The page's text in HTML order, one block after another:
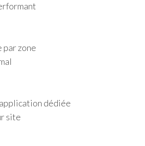
zone
dédiée
site